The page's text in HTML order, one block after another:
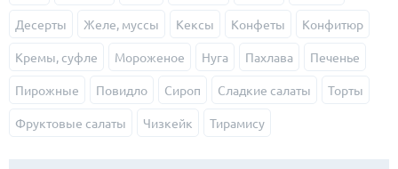
Десерты Желе, муссы Кексы Конфеты Конфитюр
Кремы, суфле Мороженое Нуга Пахлава Печенье
Пирожные Повидло Сироп Сладкие салаты Торты
Фруктовые салаты Чизкейк Тирамису